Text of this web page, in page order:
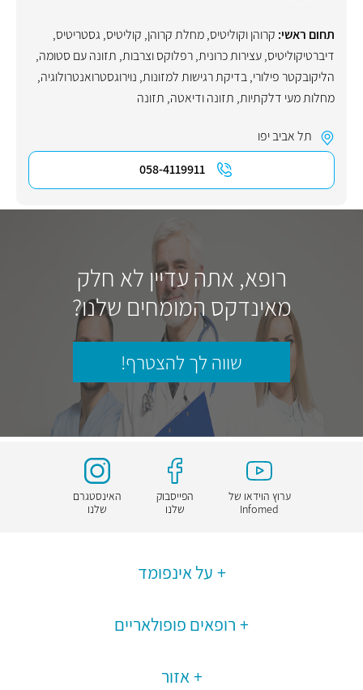
תחום ראשי: קרוהן וקוליטיס,מחלת קרוהן, קוליטיס, גסטריטיס,
דיברטיקוליטיס,עצירות כרונית,רפלוקס וצרבות, תזונה עם סטומה,
הליקובקטר פילורי,בדיקת רגישות למזונות, נוירוגסטרואנטרולוגיה,
מחלות מעי דלקתיות, תזונה ודיאטה, תזונה
תל אביב יפו
058-4119911
רופא, אתה עדיין לא חלק
מאינדקס המומחים שלנו?
שווה לך להצטרף!
ערוץ הוידאו של
Infomed
הפייסבוק
שלנו
האינסטגרם
שלנו
על אינפומד
רופאים פופולאריים
אזור